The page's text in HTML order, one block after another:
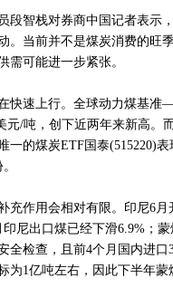
段智栈对券商中国记者表示
。当前并不是煤炭消费的
需可能进一步紧张。
快速上行。全球动力煤基
元/吨，创下近两年来新高。
一的煤炭ETF国泰(515220)
充作用会相对有限。印尼6
尼出口煤已经下滑6.9%；
全检查，且前4个月国内进
为1亿吨左右，因此下半年